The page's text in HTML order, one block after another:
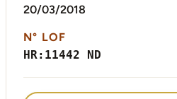
20/03/2018
N° LOF
HR:11442 ND